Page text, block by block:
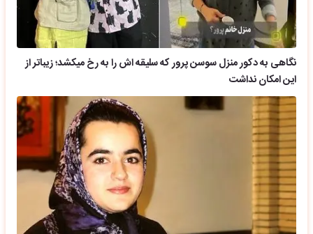
نگاهی به دکور منزل سوسن پرور که سلیقه اش را به رخ میکشد؛ زیباتر از
این امکان نداشت